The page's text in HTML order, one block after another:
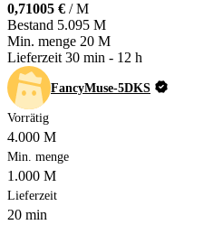
0,71005 € / M
Bestand 5.095 M
Min. menge 20 M
Lieferzeit 30 min - 12 h
FancyMuse-5DKS
Vorrätig
4.000 M
Min. menge
1.000 M
Lieferzeit
20 min